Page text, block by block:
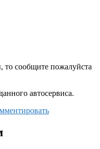
сообщите пожалуйста
автосервиса.